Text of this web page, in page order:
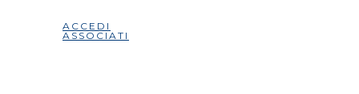
ACCEDI
ASSOCIATI